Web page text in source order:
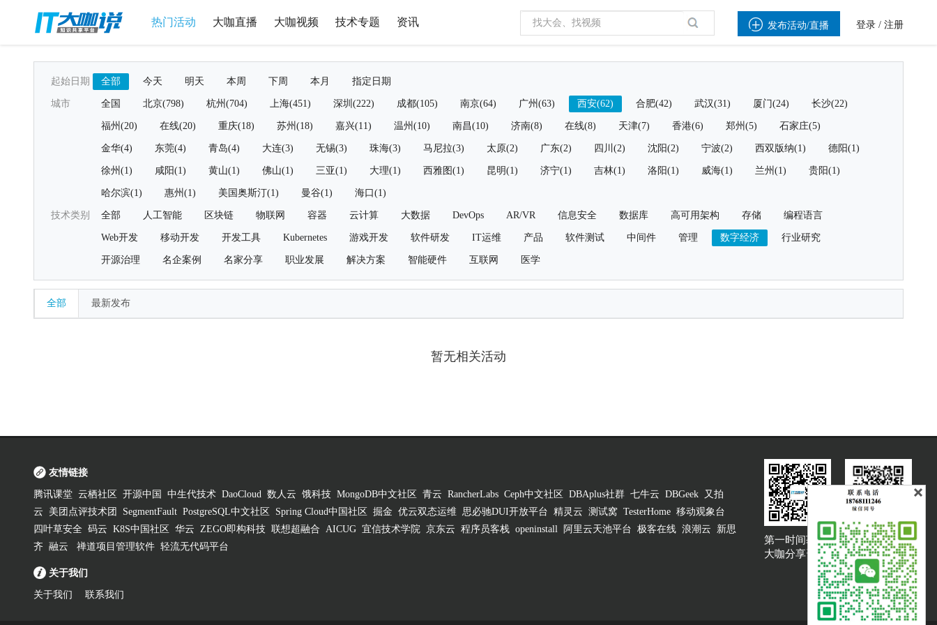
热门活动 大咖直播 大咖视频 技术专题 资讯  发布活动/直播 登录 / 注册
起始日期 全部 今天 明天 本周 下周 本月 指定日期
城市 全国 北京(798) 杭州(704) 上海(451) 深圳(222) 成都(105) 南京(64) 广州(63) 西安(62) 合肥(42) 武汉(31) 厦门(24) 长沙(22)
福州(20) 在线(20) 重庆(18) 苏州(18) 嘉兴(11) 温州(10) 南昌(10) 济南(8) 在线(8) 天津(7) 香港(6) 郑州(5) 石家庄(5)
金华(4) 东莞(4) 青岛(4) 大连(3) 无锡(3) 珠海(3) 马尼拉(3) 太原(2) 广东(2) 四川(2) 沈阳(2) 宁波(2) 西双版纳(1) 德阳(1)
徐州(1) 咸阳(1) 黄山(1) 佛山(1) 三亚(1) 大理(1) 西雅图(1) 昆明(1) 济宁(1) 吉林(1) 洛阳(1) 威海(1) 兰州(1) 贵阳(1)
哈尔滨(1) 惠州(1) 美国奥斯汀(1) 曼谷(1) 海口(1)
技术类别 全部 人工智能 区块链 物联网 容器 云计算 大数据 DevOps AR/VR 信息安全 数据库 高可用架构 存储 编程语言
Web开发 移动开发 开发工具 Kubernetes 游戏开发 软件研发 IT运维 产品 软件测试 中间件 管理 数字经济 行业研究
开源治理 名企案例 名家分享 职业发展 解决方案 智能硬件 互联网 医学
全部 最新发布
暂无相关活动
友情链接
腾讯课堂 云栖社区 开源中国 中生代技术 DaoCloud 数人云 饿科技 MongoDB中文社区 青云 RancherLabs Ceph中文社区 DBAplus社群 七牛云 DBGeek
又拍
云
美团点评技术团 SegmentFault PostgreSQL中文社区 Spring Cloud中国社区 掘金 优云双态运维 思必驰DUI开放平台 精灵云 测试窝 TesterHome 移动观象台
四叶草安全 码云 K8S中国社区 华云 ZEGO即构科技 联想超融合 AICUG 宜信技术学院 京东云 程序员客栈 openinstall 阿里云天池平台 极客在线 浪潮云
新思
齐 融云 禅道项目管理软件 轻流无代码平台
关于我们
关于我们 联系我们
第一时间获取
大咖分享资讯
大咖说吐槽客服